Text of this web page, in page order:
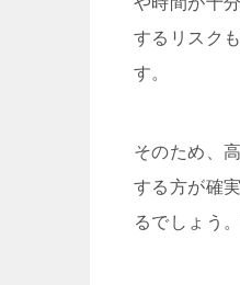
するリスク
す。
そのため、
する方が確
るでしょう